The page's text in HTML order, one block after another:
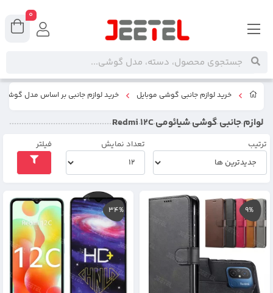
خرید لوازم جانبی گوشی موبایل خرید لوازم جانبی بر اساس مدل گوشی
لوازم جانبی گوشی شیائومی Redmi 12C
ترتیب تعداد نمایش فیلتر
9%
34%
0